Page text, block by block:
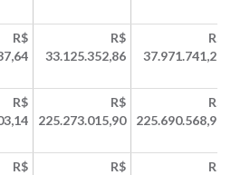
R$
R$
33.125.352,86
R$
37.971.741,22
R$
R$
225.273.015,90
R$
225.690.568,99
R$
R$
R$